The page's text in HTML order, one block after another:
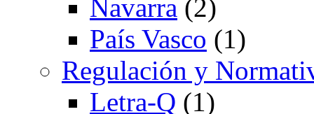
Navarra (2)
País Vasco (1)
Regulación y
Letra-Q (1)